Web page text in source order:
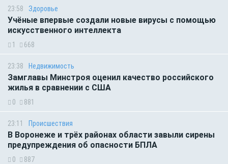
23:58 Здоровье
Учёные впервые создали новые вирусы с помощью
искусственного интеллекта
1 668
23:38 Недвижимость
Замглавы Минстроя оценил качество российского
жилья в сравнении с США
0 881
23:11 Происшествия
В Воронеже и трёх районах области завыли сирены
предупреждения об опасности БПЛА
0 887